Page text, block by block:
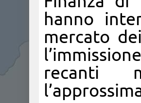
hanno
mercato
recanti